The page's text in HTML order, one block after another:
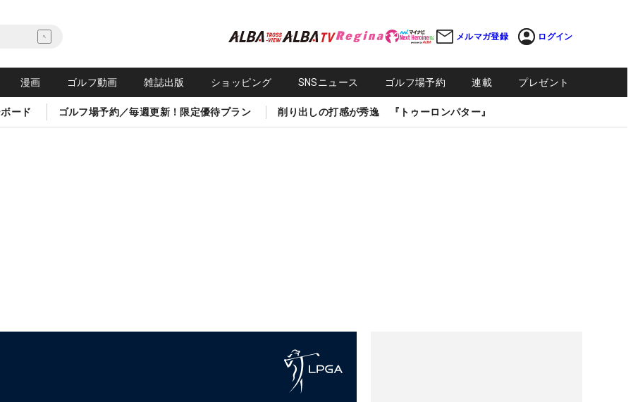
メルマガ登録 ログイン
漫画 ゴルフ動画 雑誌出版 ショッピング SNSニュース ゴルフ場予約 連載 プレゼント
ード ゴルフ場予約／毎週更新！限定優待プラン 削り出しの打感が秀逸 『トゥーロンパター』